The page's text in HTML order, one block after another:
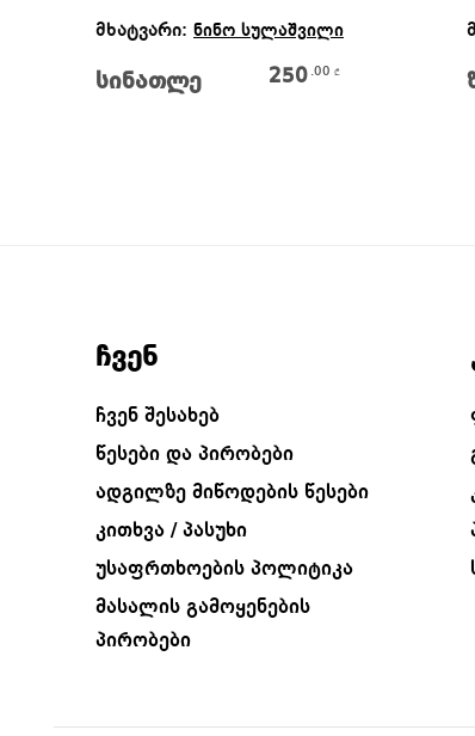
მხატვარი: ნინო სულაშვილი
სინათლე 250 .00 ₾
ჩვენ
ჩვენ შესახებ
წესები და პირობები
ადგილზე მიწოდების წესები
კითხვა / პასუხი
უსაფრთხოების პოლიტიკა
მასალის გამოყენების
პირობები